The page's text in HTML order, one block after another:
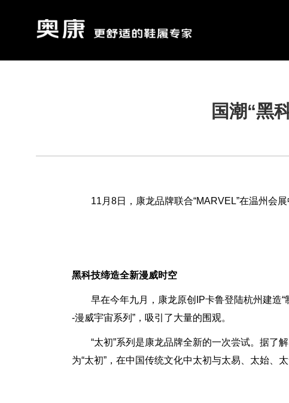
国潮“黑
11月8日，康龙品牌联合“MARVEL”在温州会
黑科技缔造全新漫威时空
早在今年九月，康龙原创IP卡鲁登陆杭州建造
-漫威宇宙系列”，吸引了大量的围观。
“太初”系列是康龙品牌全新的一次尝试。据了
为“太初”，在中国传统文化中太初与太易、太始、